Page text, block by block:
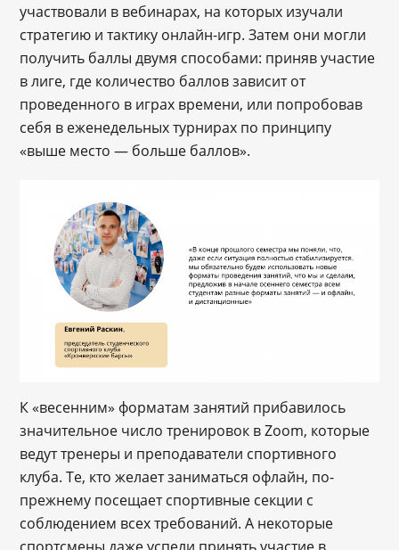
участвовали в вебинарах, на которых изучали
стратегию и тактику онлайн-игр. Затем они могли
получить баллы двумя способами: приняв участие
в лиге, где количество баллов зависит от
проведенного в играх времени, или попробовав
себя в еженедельных турнирах по принципу
«выше место — больше баллов».
К «весенним» форматам занятий прибавилось
значительное число тренировок в Zoom, которые
ведут тренеры и преподаватели спортивного
клуба. Те, кто желает заниматься офлайн, по-
прежнему посещает спортивные секции с
соблюдением всех требований. А некоторые